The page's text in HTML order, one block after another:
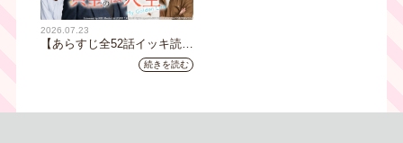
2026.07.23
【あらすじ全52話イッキ読
み】韓国ドラマ『黄金の私の
人生』｜テレビ大阪 月曜～
続きを読む